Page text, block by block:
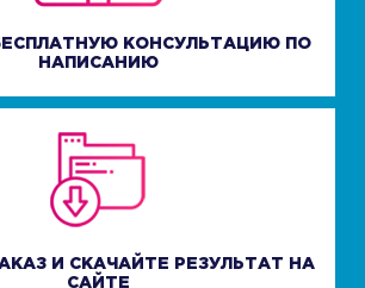
КОНСУЛЬТАЦИЮ ПО
НАПИСАНИЮ
И СКАЧАЙТЕ РЕЗУЛЬТАТ НА
САЙТЕ